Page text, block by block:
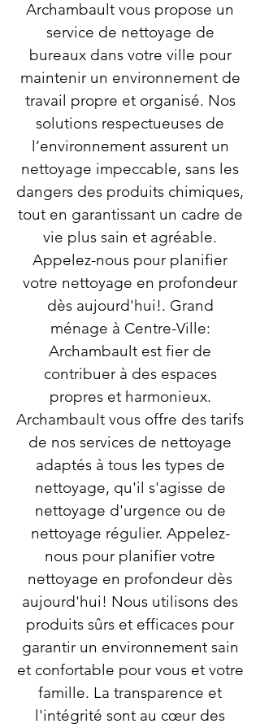
Archambault vous propose un
service de nettoyage de
bureaux dans votre ville pour
maintenir un environnement de
travail propre et organisé. Nos
solutions respectueuses de
l’environnement assurent un
nettoyage impeccable, sans les
dangers des produits chimiques,
tout en garantissant un cadre de
vie plus sain et agréable.
Appelez-nous pour planifier
votre nettoyage en profondeur
dès aujourd'hui!. Grand
ménage à Centre-Ville:
Archambault est fier de
contribuer à des espaces
propres et harmonieux.
Archambault vous offre des tarifs
de nos services de nettoyage
adaptés à tous les types de
nettoyage, qu'il s'agisse de
nettoyage d'urgence ou de
nettoyage régulier. Appelez-
nous pour planifier votre
nettoyage en profondeur dès
aujourd'hui! Nous utilisons des
produits sûrs et efficaces pour
garantir un environnement sain
et confortable pour vous et votre
famille. La transparence et
l'intégrité sont au cœur des